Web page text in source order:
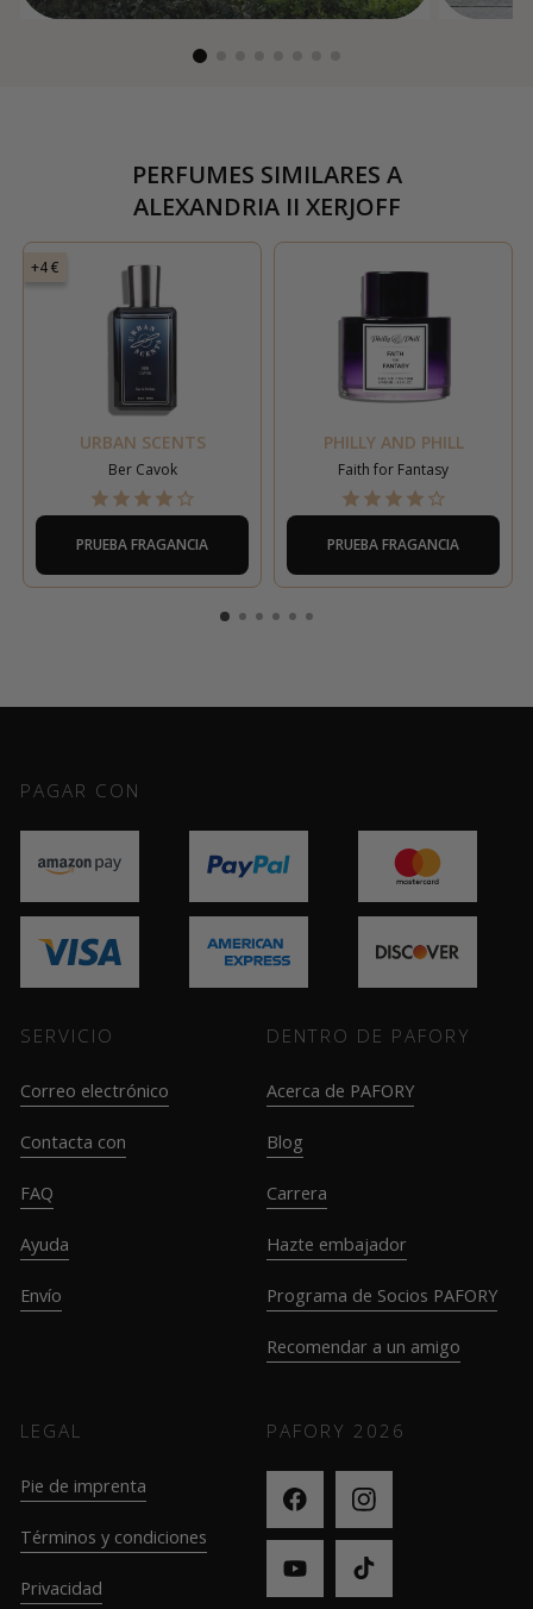
PERFUMES SIMILARES A
ALEXANDRIA II XERJOFF
+4 €
URBAN SCENTS
Ber Cavok
PRUEBA FRAGANCIA
PHILLY AND PHILL
Faith for Fantasy
PRUEBA FRAGANCIA
PAGAR CON
SERVICIO
Correo electrónico
Contacta con
FAQ
Ayuda
Envío
DENTRO DE PAFORY
Acerca de PAFORY
Blog
Carrera
Hazte embajador
Programa de Socios PAFORY
Recomendar a un amigo
LEGAL
Pie de imprenta
Términos y condiciones
Privacidad
PAFORY 2026